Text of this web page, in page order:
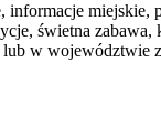
informacje miejskie,
świetna zabawa,
lub w województwie